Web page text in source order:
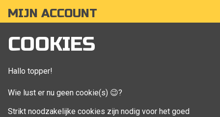
COOKIES
Hallo topper!
Wie lust er nu geen cookie(s) 😉?
Strikt noodzakelijke cookies zijn nodig voor het goed
MIJN ACCOUNT
Mijn account
Bestellingen
Aankoop beheren